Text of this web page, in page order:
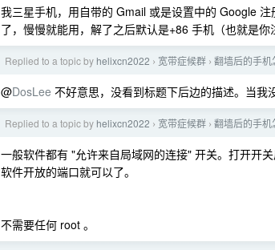
我三星手机，用自带的 Gmail 或是设置中的 Google
了，慢慢就能用，解了之后默认是+86 手机（也就是
Replied to a topic by helixcn2022 › 宽带症候群 › 翻墙后的手机
@DosLee 不好意思，没看到标题下后边的描述。当我
Replied to a topic by helixcn2022 › 宽带症候群 › 翻墙后的手机
一般软件都有 "允许来自局域网的连接" 开关。打开开
软件开放的端口就可以了。
不需要任何 root 。